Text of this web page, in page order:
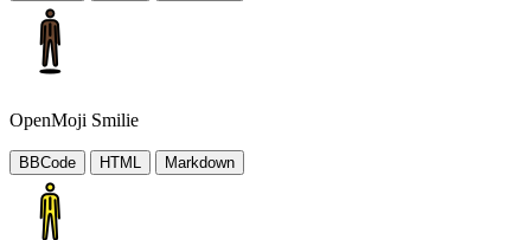
OpenMoji Smilie
BBCode HTML Markdown